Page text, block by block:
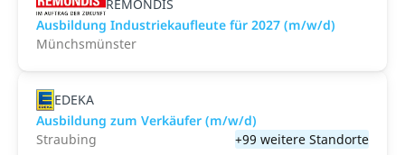
REMONDIS
Ausbildung Industriekaufleute für 2027 (m/w/d)
Münchsmünster
EDEKA
Ausbildung zum Verkäufer (m/w/d)
Straubing
+99 weitere Standorte